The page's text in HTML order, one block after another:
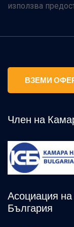
използва
ВЗЕМИ
Член на
Асоциация
България